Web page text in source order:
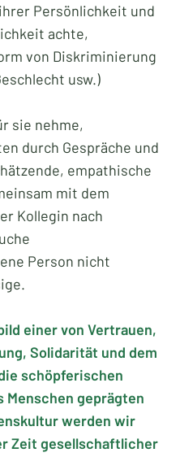
Persönlichkeit und
achte,
von Diskriminierung
usw.)
sie nehme,
durch Gespräche und
empathische
mit dem
Kollegin nach
Person nicht
einer von Vertrauen,
Solidarität und dem
schöpferischen
Menschen geprägten
werden wir
Zeit gesellschaftlicher